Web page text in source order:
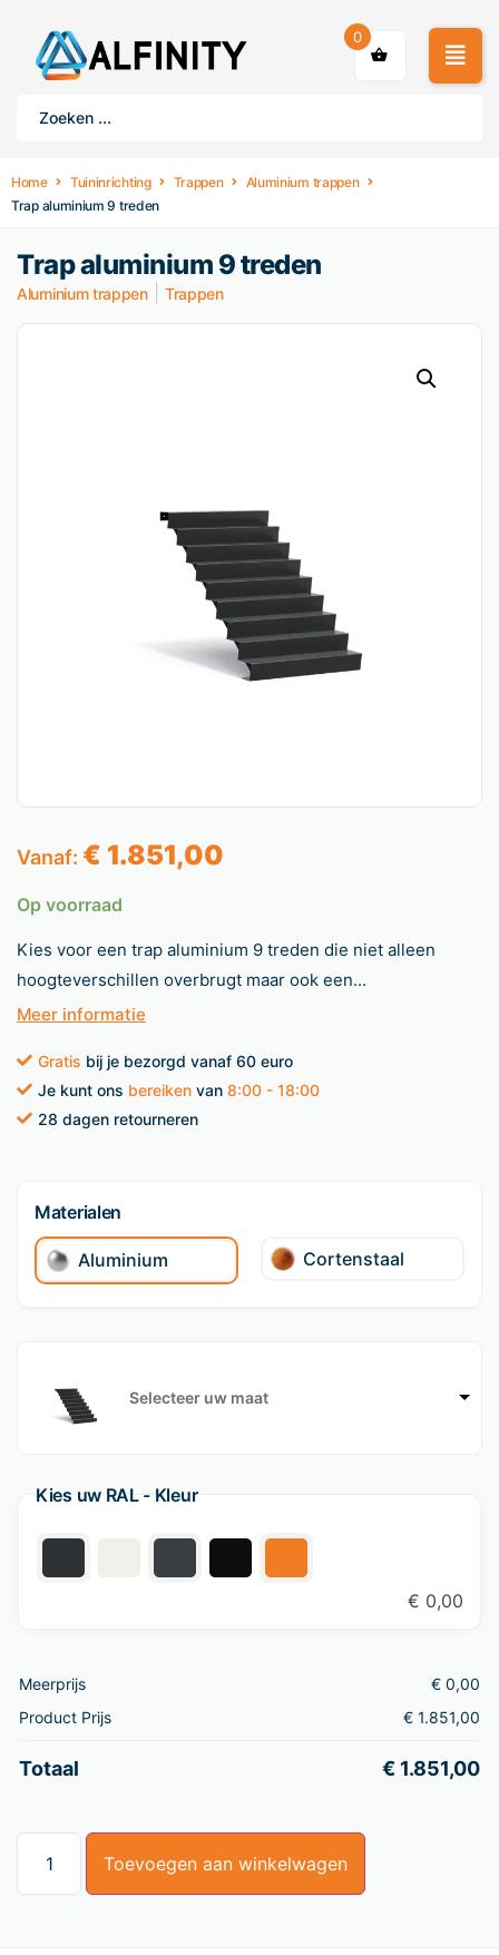
0
Home Tuininrichting Trappen
Aluminium trappen
Trap aluminium 9 treden
Trap aluminium 9 treden
Aluminium trappen| Trappen
Vanaf: € 1.851,00
Op voorraad
Kies voor een trap aluminium 9 treden die niet alleen
hoogteverschillen overbrugt maar ook een...
Meer informatie
Gratis bij je bezorgd vanaf 60 euro
Je kunt ons bereiken van 8:00 - 18:00
28 dagen retourneren
Materialen
Aluminium Cortenstaal
Selecteer uw maat
Kies uw RAL - Kleur
€ 0,00
Meerprijs € 0,00
Product Prijs
€ 1.851,00
Totaal € 1.851,00
Toevoegen aan winkelwagen